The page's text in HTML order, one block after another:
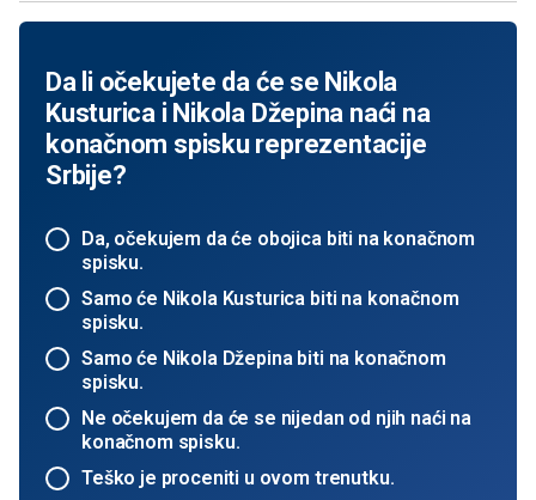
Da li očekujete da će se Nikola
Kusturica i Nikola Džepina naći na
konačnom spisku reprezentacije
Srbije?
Da, očekujem da će obojica biti na konačnom
spisku.
Samo će Nikola Kusturica biti na konačnom
spisku.
Samo će Nikola Džepina biti na konačnom
spisku.
Ne očekujem da će se nijedan od njih naći na
konačnom spisku.
Teško je proceniti u ovom trenutku.